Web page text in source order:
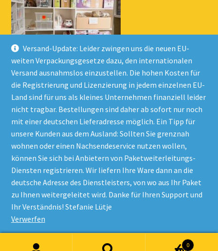
Versand-Update: Leider zwingen uns die neuen EU-
weiten Verpackungsgesetze dazu, den internationalen
Versand ausnahmslos einzustellen. Die hohen Kosten für
die Registrierung und Lizenzierung in jedem einzelnen EU-
Land sind für uns als kleines Unternehmen finanziell leider
nicht tragbar. Bestellungen sind daher ab sofort nur noch
mit einer deutschen Lieferadresse möglich. Ein Tipp für
unsere Kunden aus dem Ausland: Sollten Sie grenznah
wohnen oder einen Nachsendeservice nutzen wollen,
können Sie sich bei Anbietern von Paketweiterleitungs-
Diensten registrieren. Wir liefern Ihre Ware dann an die
deutsche Adresse des Dienstleisters, von wo aus Ihr Paket
zu Ihnen weitergeleitet wird. Danke für Ihren Support und
Ihr Verständnis! Stefanie Lütje
Verwerfen
© Onlineshop Kinderlino 2026
Datenschutzerklärung
Erstellt mit WooCommerce.
Vertrag widerrufen
Alle Preise inkl. der gesetzlichen MwSt.
0